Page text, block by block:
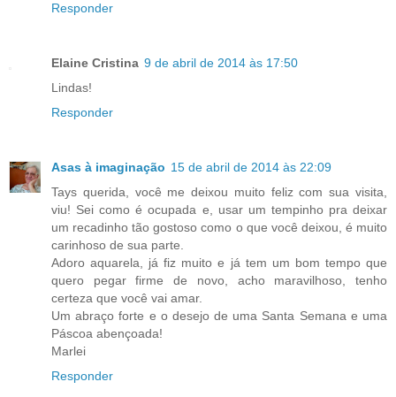
Responder
Elaine Cristina 9 de abril de 2014 às 17:50
Lindas!
Responder
Asas à imaginação 15 de abril de 2014 às 22:09
Tays querida, você me deixou muito feliz com sua visita,
viu! Sei como é ocupada e, usar um tempinho pra deixar
um recadinho tão gostoso como o que você deixou, é muito
carinhoso de sua parte.
Adoro aquarela, já fiz muito e já tem um bom tempo que
quero pegar firme de novo, acho maravilhoso, tenho
certeza que você vai amar.
Um abraço forte e o desejo de uma Santa Semana e uma
Páscoa abençoada!
Marlei
Responder